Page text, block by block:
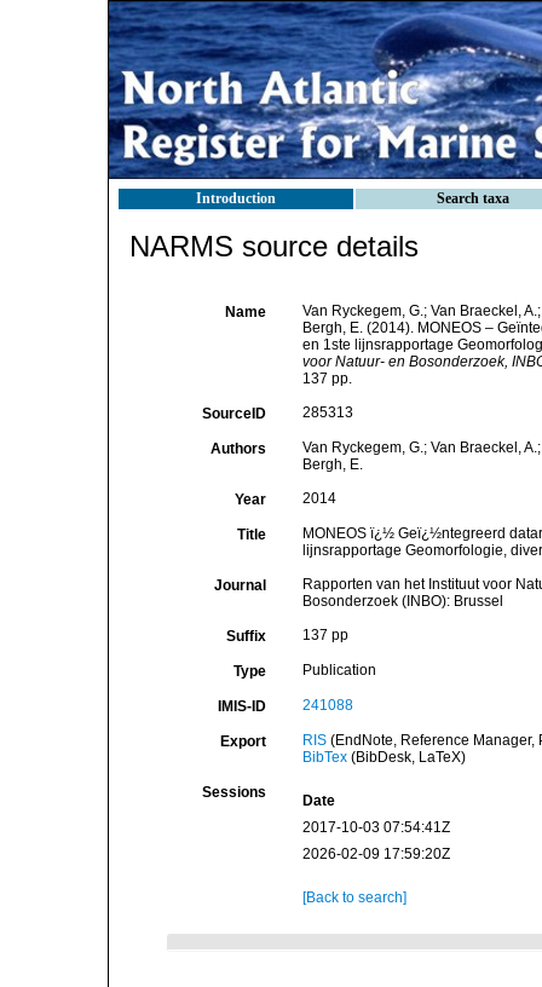
Introduction Search taxa
NARMS source details
Name
Van Ryckegem, G.; Van Braeckel,
Bergh, E. (2014). MONEOS –
en 1ste lijnsrapportage
voor Natuur- en Bosonderzoek,
137 pp.
SourceID 285313
Authors
Van Ryckegem, G.; Van Braeckel,
Bergh, E.
Year 2014
Title
MONEOS ï¿½ Geï¿½ntegreerd
lijnsrapportage Geomorfologie,
Journal
Rapporten van het Instituut voor
Bosonderzoek (INBO): Brussel
Suffix 137 pp
Type Publication
IMIS-ID 241088
Export RIS(EndNote, Reference Manager,
BibTex(BibDesk, LaTeX)
Sessions
Date
2017-10-03 07:54:41Z
2026-02-09 17:59:20Z
[Back to search]